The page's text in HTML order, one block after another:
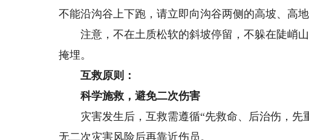
不能沿沟谷上下跑，请立即向沟谷两侧的高坡、高
注意，不在土质松软的斜坡停留，不躲在陡峭山
掩埋。
互救原则：
科学施救，避免二次伤害
灾害发生后，互救需遵循“先救命、后治伤，先
无二次灾害风险后再靠近伤员。